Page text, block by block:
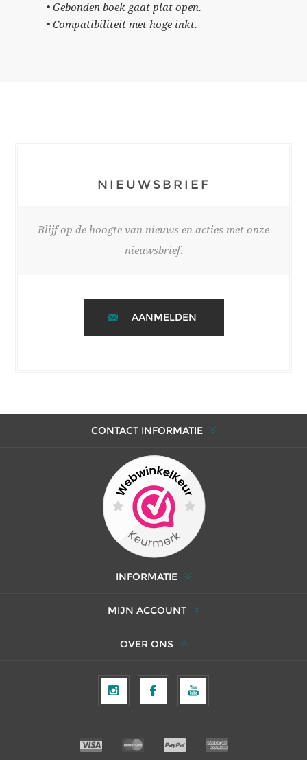
• Gebonden boek gaat plat open.
• Compatibiliteit met hoge inkt.
NIEUWSBRIEF
Blijf op de hoogte van nieuws en acties met onze
nieuwsbrief.
AANMELDEN
CONTACT INFORMATIE
INFORMATIE
MIJN ACCOUNT
OVER ONS